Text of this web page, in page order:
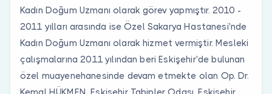
Kadın Doğum Uzmanı olarak görev yapmıştır. 2010 -
2011 yılları arasında ise Özel Sakarya Hastanesi'nde
Kadın Doğum Uzmanı olarak hizmet vermiştir. Mesleki
çalışmalarına 2011 yılından beri Eskişehir'de bulunan
özel muayenehanesinde devam etmekte olan Op. Dr.